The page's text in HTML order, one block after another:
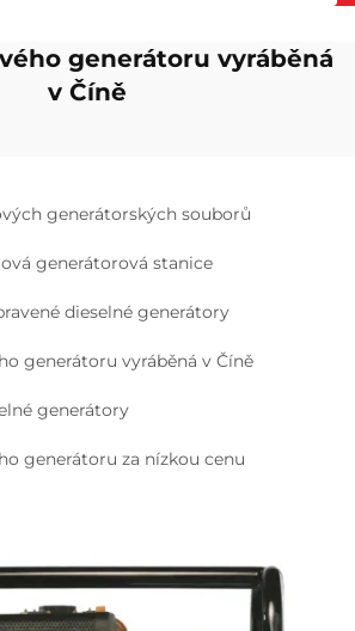
generátoru vyráběná
v Číně
generátorských souborů
generátorová stanice
dieselné generátory
generátoru vyráběná v Číně
generátory
generátoru za nízkou cenu